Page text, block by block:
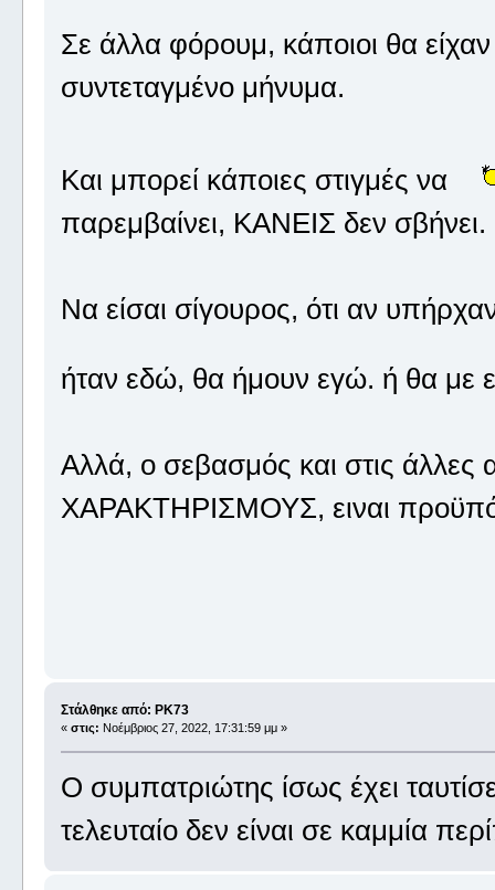
Σε άλλα φόρουμ, κάποιοι θα
συντεταγμένο μήνυμα.
Και μπορεί κάποιες στιγμές να
παρεμβαίνει, ΚΑΝΕΙΣ δεν σβήνει.
Να είσαι σίγουρος, ότι αν
ήταν εδώ, θα ήμουν εγώ. ή θα με
Αλλά, ο σεβασμός και στις
ΧΑΡΑΚΤΗΡΙΣΜΟΥΣ, ειναι
Στάλθηκε από: PK73
« στις: Νοέμβριος 27, 2022, 17:31:59 μμ »
Ο συμπατριώτης ίσως έχει
τελευταίο δεν είναι σε καμμία